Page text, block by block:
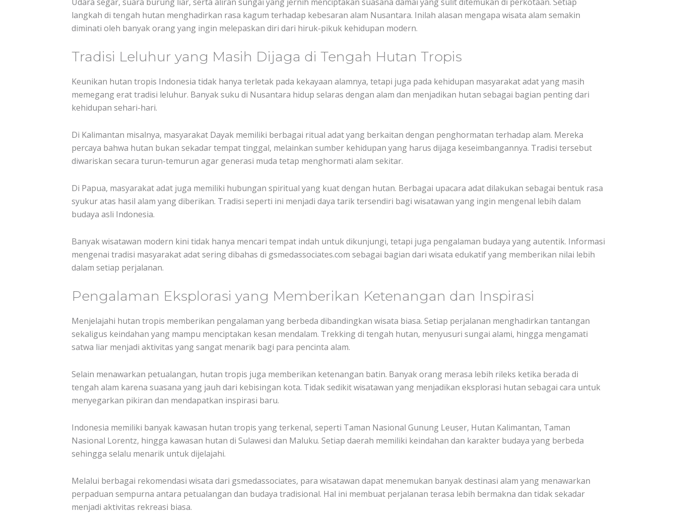
langkah di tengah hutan menghadirkan rasa kagum terhadap kebesaran alam Nusantara. Inilah alasan mengapa wisata alam semakin
diminati oleh banyak orang yang ingin melepaskan diri dari hiruk-pikuk kehidupan modern.
Tradisi Leluhur yang Masih Dijaga di Tengah Hutan Tropis
Keunikan hutan tropis Indonesia tidak hanya terletak pada kekayaan alamnya, tetapi juga pada kehidupan masyarakat adat yang masih
memegang erat tradisi leluhur. Banyak suku di Nusantara hidup selaras dengan alam dan menjadikan hutan sebagai bagian penting dari
kehidupan sehari-hari.
Di Kalimantan misalnya, masyarakat Dayak memiliki berbagai ritual adat yang berkaitan dengan penghormatan terhadap alam. Mereka
percaya bahwa hutan bukan sekadar tempat tinggal, melainkan sumber kehidupan yang harus dijaga keseimbangannya. Tradisi tersebut
diwariskan secara turun-temurun agar generasi muda tetap menghormati alam sekitar.
Di Papua, masyarakat adat juga memiliki hubungan spiritual yang kuat dengan hutan. Berbagai upacara adat dilakukan sebagai bentuk rasa
syukur atas hasil alam yang diberikan. Tradisi seperti ini menjadi daya tarik tersendiri bagi wisatawan yang ingin mengenal lebih dalam
budaya asli Indonesia.
Banyak wisatawan modern kini tidak hanya mencari tempat indah untuk dikunjungi, tetapi juga pengalaman budaya yang autentik. Informasi
mengenai tradisi masyarakat adat sering dibahas di gsmedassociates.com sebagai bagian dari wisata edukatif yang memberikan nilai lebih
dalam setiap perjalanan.
Pengalaman Eksplorasi yang Memberikan Ketenangan dan Inspirasi
Menjelajahi hutan tropis memberikan pengalaman yang berbeda dibandingkan wisata biasa. Setiap perjalanan menghadirkan tantangan
sekaligus keindahan yang mampu menciptakan kesan mendalam. Trekking di tengah hutan, menyusuri sungai alami, hingga mengamati
satwa liar menjadi aktivitas yang sangat menarik bagi para pencinta alam.
Selain menawarkan petualangan, hutan tropis juga memberikan ketenangan batin. Banyak orang merasa lebih rileks ketika berada di
tengah alam karena suasana yang jauh dari kebisingan kota. Tidak sedikit wisatawan yang menjadikan eksplorasi hutan sebagai cara untuk
menyegarkan pikiran dan mendapatkan inspirasi baru.
Indonesia memiliki banyak kawasan hutan tropis yang terkenal, seperti Taman Nasional Gunung Leuser, Hutan Kalimantan, Taman
Nasional Lorentz, hingga kawasan hutan di Sulawesi dan Maluku. Setiap daerah memiliki keindahan dan karakter budaya yang berbeda
sehingga selalu menarik untuk dijelajahi.
Melalui berbagai rekomendasi wisata dari gsmedassociates, para wisatawan dapat menemukan banyak destinasi alam yang menawarkan
perpaduan sempurna antara petualangan dan budaya tradisional. Hal ini membuat perjalanan terasa lebih bermakna dan tidak sekadar
menjadi aktivitas rekreasi biasa.